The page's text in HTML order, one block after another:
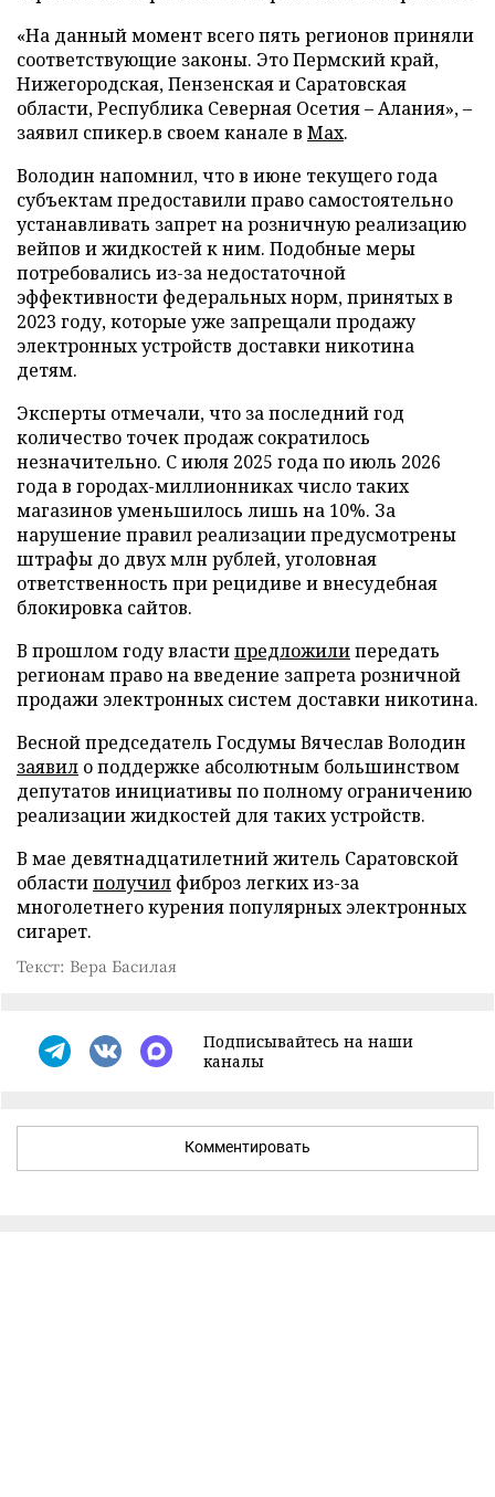
«На данный момент всего пять регионов приняли
соответствующие законы. Это Пермский край,
Нижегородская, Пензенская и Саратовская
области, Республика Северная Осетия – Алания», –
заявил спикер.в своем канале в Max.
Володин напомнил, что в июне текущего года
субъектам предоставили право самостоятельно
устанавливать запрет на розничную реализацию
вейпов и жидкостей к ним. Подобные меры
потребовались из-за недостаточной
эффективности федеральных норм, принятых в
2023 году, которые уже запрещали продажу
электронных устройств доставки никотина
детям.
Эксперты отмечали, что за последний год
количество точек продаж сократилось
незначительно. С июля 2025 года по июль 2026
года в городах-миллионниках число таких
магазинов уменьшилось лишь на 10%. За
нарушение правил реализации предусмотрены
штрафы до двух млн рублей, уголовная
ответственность при рецидиве и внесудебная
блокировка сайтов.
В прошлом году властипредложилипередать
регионам право на введение запрета розничной
продажи электронных систем доставки никотина.
Весной председатель Госдумы Вячеслав Володин
заявил о поддержке абсолютным большинством
депутатов инициативы по полному ограничению
реализации жидкостей для таких устройств.
В мае девятнадцатилетний житель Саратовской
областиполучил фиброз легких из-за
многолетнего курения популярных электронных
сигарет.
Текст: Вера Басилая
Подписывайтесь на наши
каналы
Комментировать